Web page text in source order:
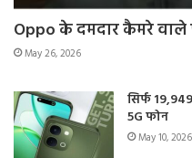
Oppo के दमदार कैमरे
May 26, 2026
सिर्फ
5G फोन
May 10, 2026